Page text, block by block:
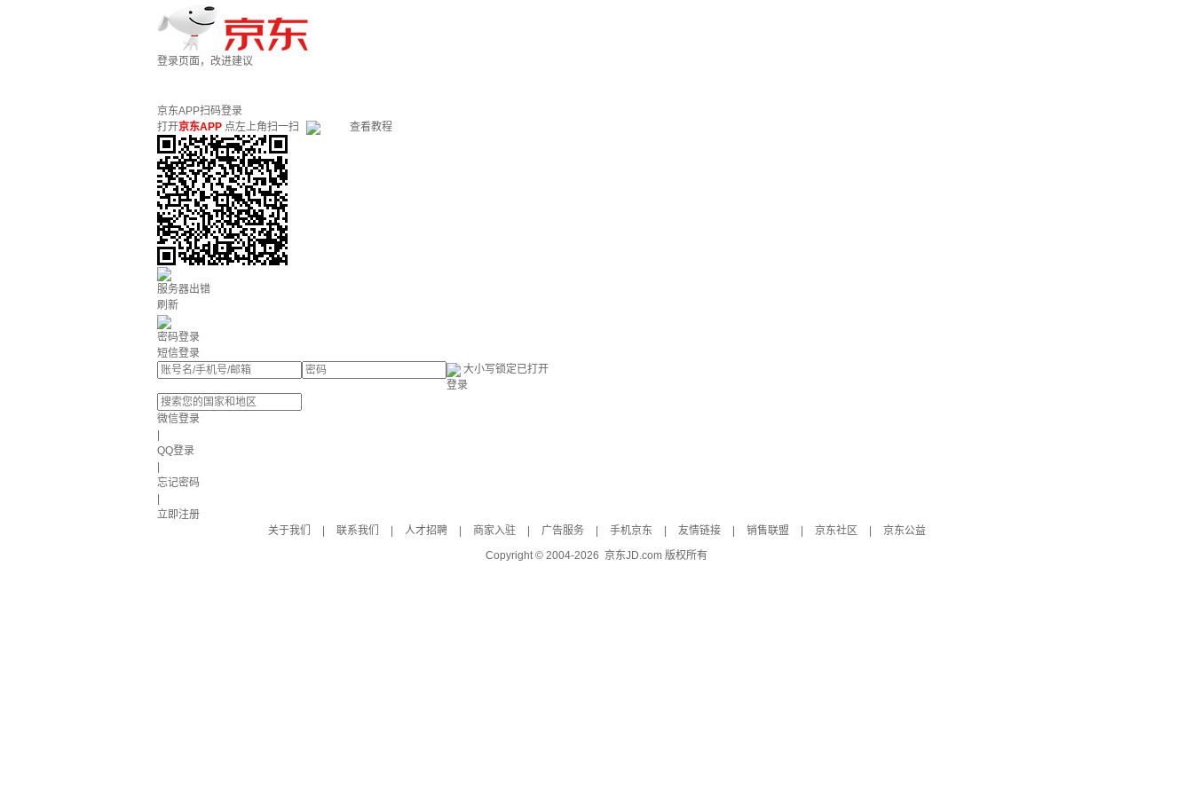
登录页面，改进建议
京东APP扫码登录
打开京东APP 点左上角扫一扫 查看教程
服务器出错
刷新
密码登录
短信登录
大小写锁定已打开
登录
微信登录
QQ登录
忘记密码
立即注册
关于我们
联系我们 人才招聘 商家入驻 广告服务 手机京东 友情链接 销售联盟 京东社区
京东公益
Copyright © 2004-2026 京东JD.com 版权所有